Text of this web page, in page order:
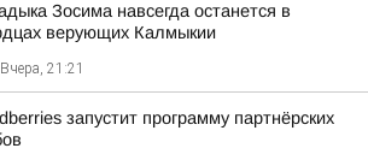
Зосима навсегда останется в
верующих Калмыкии
Вчера, 21:21
запустит программу партнёрских